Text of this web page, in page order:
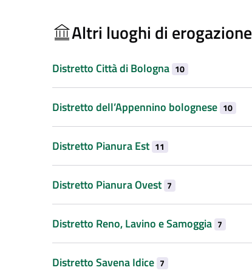
Altri luoghi di erogazione
Distretto Città di Bologna 10
Distretto dell’Appennino bolognese 10
Distretto Pianura Est 11
Distretto Pianura Ovest 7
Distretto Reno, Lavino e Samoggia 7
Distretto Savena Idice 7